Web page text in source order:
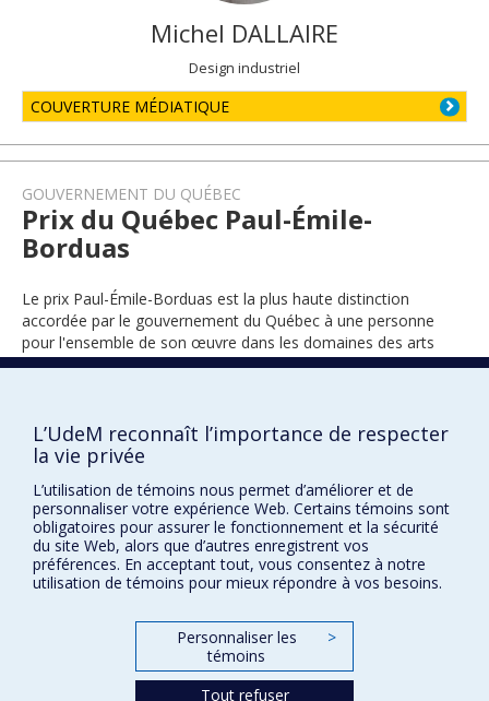
Michel DALLAIRE
Design industriel
COUVERTURE MÉDIATIQUE
GOUVERNEMENT DU QUÉBEC
Prix du Québec Paul-Émile-
Borduas
Le prix Paul-Émile-Borduas est la plus haute distinction
accordée par le gouvernement du Québec à une personne
pour l'ensemble de son œuvre dans les domaines des arts
visuels et des métiers d'art.
Prix et distinctions
L’UdeM reconnaît l’importance de respecter
la vie privée
L’utilisation de témoins nous permet d’améliorer et de
personnaliser votre expérience Web. Certains témoins sont
obligatoires pour assurer le fonctionnement et la sécurité
du site Web, alors que d’autres enregistrent vos
préférences. En acceptant tout, vous consentez à notre
utilisation de témoins pour mieux répondre à vos besoins.
Personnaliser les
témoins
>
Tout refuser